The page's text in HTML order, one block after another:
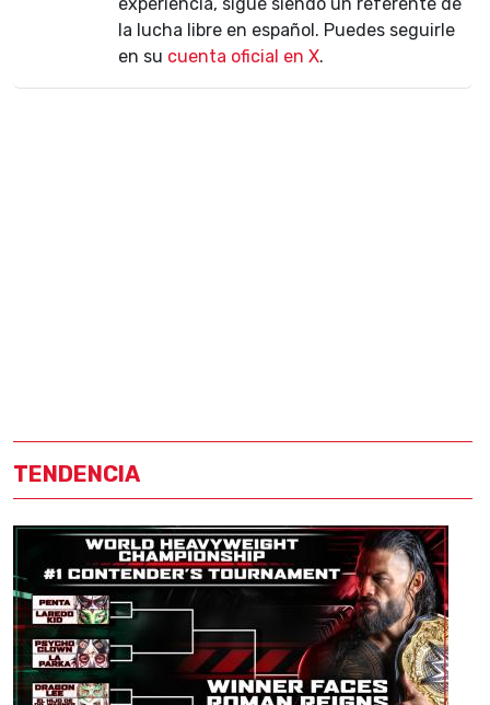
la lucha libre en español. Puedes seguirle
en su cuenta oficial en X.
TENDENCIA